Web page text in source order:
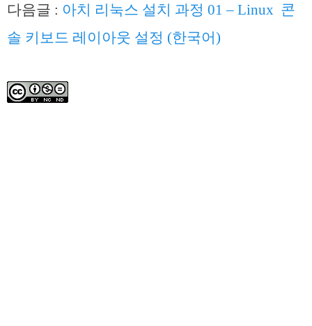
다음글 : 아치 리눅스 설치 과정 01 – Linux 콘
솔 키보드 레이아웃 설정 (한국어)